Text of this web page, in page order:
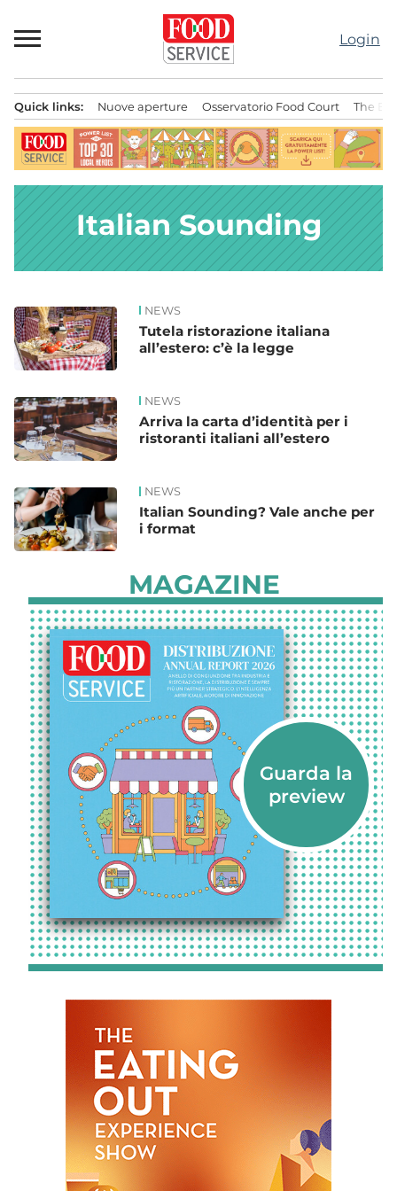
al
contenuto
Login
principale
Quick links: Nuove aperture Osservatorio Food Court The
Italian Sounding
News NEWS
Tutela ristorazione italiana
all’estero: c’è la legge
NEWS
Arriva la carta d’identità per i
ristoranti italiani all’estero
NEWS
Italian Sounding? Vale anche per
i format
MAGAZINE